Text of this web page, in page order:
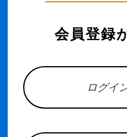
会員登録
ログイ